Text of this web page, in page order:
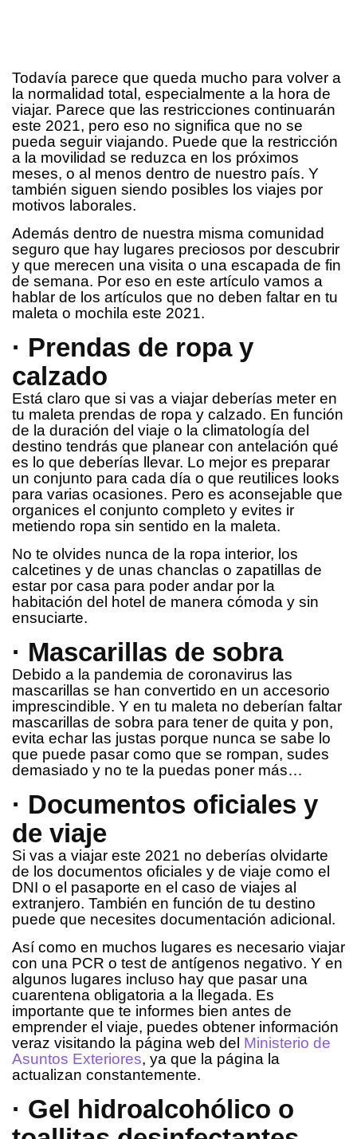
Todavía parece que queda mucho para volver a
la normalidad total, especialmente a la hora de
viajar. Parece que las restricciones continuarán
este 2021, pero eso no significa que no se
pueda seguir viajando. Puede que la restricción
a la movilidad se reduzca en los próximos
meses, o al menos dentro de nuestro país. Y
también siguen siendo posibles los viajes por
motivos laborales.
Además dentro de nuestra misma comunidad
seguro que hay lugares preciosos por descubrir
y que merecen una visita o una escapada de fin
de semana. Por eso en este artículo vamos a
hablar de los artículos que no deben faltar en tu
maleta o mochila este 2021.
· Prendas de ropa y
calzado
Está claro que si vas a viajar deberías meter en
tu maleta prendas de ropa y calzado. En función
de la duración del viaje o la climatología del
destino tendrás que planear con antelación qué
es lo que deberías llevar. Lo mejor es preparar
un conjunto para cada día o que reutilices looks
para varias ocasiones. Pero es aconsejable que
organices el conjunto completo y evites ir
metiendo ropa sin sentido en la maleta.
No te olvides nunca de la ropa interior, los
calcetines y de unas chanclas o zapatillas de
estar por casa para poder andar por la
habitación del hotel de manera cómoda y sin
ensuciarte.
· Mascarillas de sobra
Debido a la pandemia de coronavirus las
mascarillas se han convertido en un accesorio
imprescindible. Y en tu maleta no deberían faltar
mascarillas de sobra para tener de quita y pon,
evita echar las justas porque nunca se sabe lo
que puede pasar como que se rompan, sudes
demasiado y no te la puedas poner más…
· Documentos oficiales y
de viaje
Si vas a viajar este 2021 no deberías olvidarte
de los documentos oficiales y de viaje como el
DNI o el pasaporte en el caso de viajes al
extranjero. También en función de tu destino
puede que necesites documentación adicional.
Así como en muchos lugares es necesario viajar
con una PCR o test de antígenos negativo. Y en
algunos lugares incluso hay que pasar una
cuarentena obligatoria a la llegada. Es
importante que te informes bien antes de
emprender el viaje, puedes obtener información
veraz visitando la página web del Ministerio de
Asuntos Exteriores, ya que la página la
actualizan constantemente.
· Gel hidroalcohólico o